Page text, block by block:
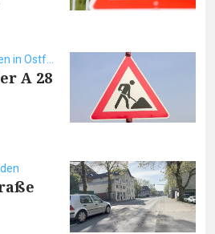
Verkehrsbehinderungen in Ostfriesland
A 28